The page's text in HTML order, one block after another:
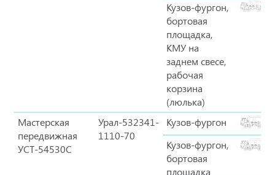
Кузов-фургон,
бортовая
площадка,
КМУ на
заднем свесе,
рабочая
корзина
(люлька)
Мастерская
передвижная
УСТ-54530C
Урал-532341-
1110-70
Кузов-фургон
Кузов-фургон,
бортовая
площадка